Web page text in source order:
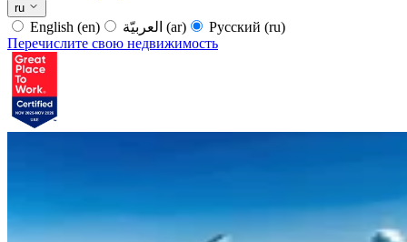
ru
English (en) (ar) Русский (ru)
Перечислите свою недвижимость